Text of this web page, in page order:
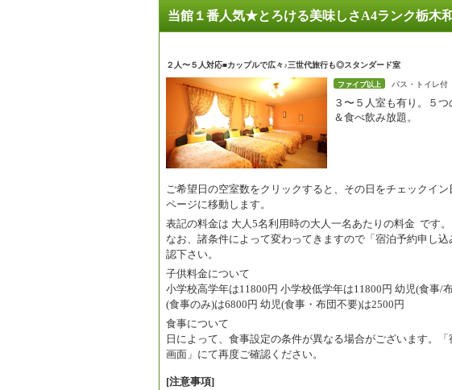
当館１番人気★とろける美味しさA4ランク栃木
２人〜５人対応■カップルで広々♪三世代旅行も◎スタンダード室
ファイブ以上 バス・トイレ付
３〜５人室も有り。５
＆食べ飲み放題。
ご希望日の空室数をクリックすると、その日をチェックイ
ページに移動します。
表記の料金は 大人5名利用時の大人一名あたりの料金 です。
なお、諸条件によって変わってきますので「宿泊予約申し
認下さい。
子供料金について
小学校高学年は11800円 小学校低学年は11800円 幼児(食事/
(食事のみ)は6800円 幼児(食事・布団不要)は2500円
食事について
日によって、食事設定の条件が異なる場合がございます。
画面」にて再度ご確認ください。
[注意事項]